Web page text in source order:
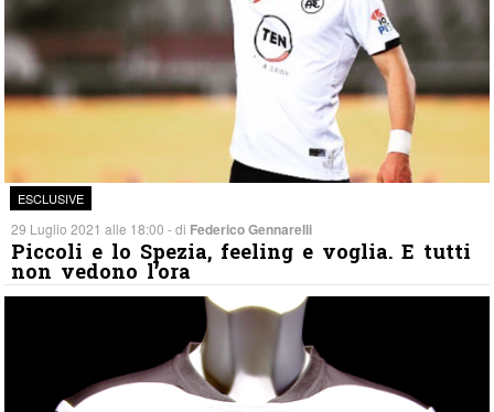
ESCLUSIVE
29 Luglio 2021 alle 18:00 - di Federico Gennarelli
Piccoli e lo Spezia, feeling e voglia. E tutti
non vedono l’ora